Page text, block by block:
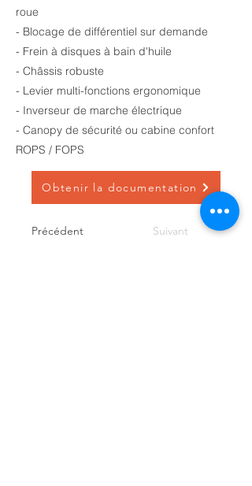
roue
- Blocage de différentiel sur demande
- Frein à disques à bain d'huile
- Châssis robuste
- Levier multi-fonctions ergonomique
- Inverseur de marche électrique
- Canopy de sécurité ou cabine confort
ROPS / FOPS
Obtenir la documentation
Précédent Suivant